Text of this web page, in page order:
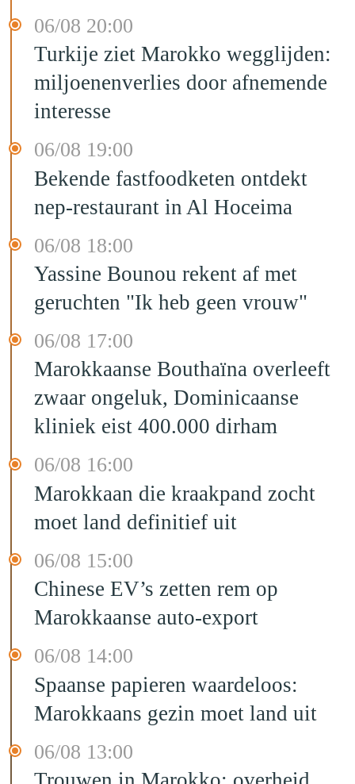
06/08 20:00
Turkije ziet Marokko wegglijden:
miljoenenverlies door afnemende
interesse
06/08 19:00
Bekende fastfoodketen ontdekt
nep-restaurant in Al Hoceima
06/08 18:00
Yassine Bounou rekent af met
geruchten "Ik heb geen vrouw"
06/08 17:00
Marokkaanse Bouthaïna overleeft
zwaar ongeluk, Dominicaanse
kliniek eist 400.000 dirham
06/08 16:00
Marokkaan die kraakpand zocht
moet land definitief uit
06/08 15:00
Chinese EV’s zetten rem op
Marokkaanse auto-export
06/08 14:00
Spaanse papieren waardeloos:
Marokkaans gezin moet land uit
06/08 13:00